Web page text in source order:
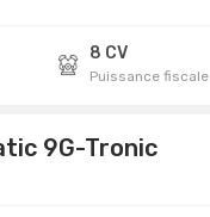
8 CV
Puissance fiscale
9G-Tronic